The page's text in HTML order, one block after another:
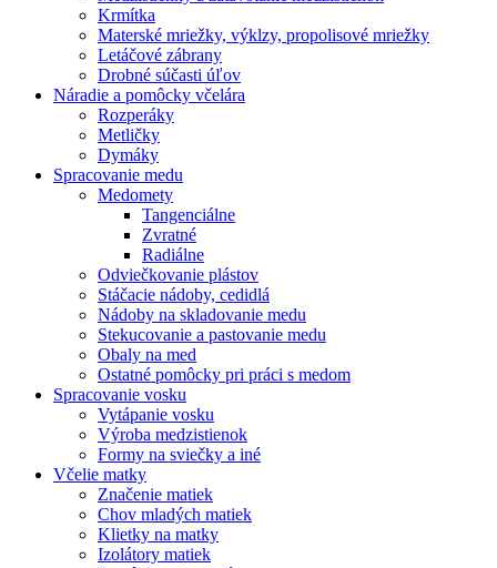
Krmítka
Materské mriežky, výklzy, propolisové mriežky
Letáčové zábrany
Drobné súčasti úľov
Náradie a pomôcky včelára
Rozperáky
Metličky
Dymáky
Spracovanie medu
Medomety
Tangenciálne
Zvratné
Radiálne
Odviečkovanie plástov
Stáčacie nádoby, cedidlá
Nádoby na skladovanie medu
Stekucovanie a pastovanie medu
Obaly na med
Ostatné pomôcky pri práci s medom
Spracovanie vosku
Vytápanie vosku
Výroba medzistienok
Formy na sviečky a iné
Včelie matky
Značenie matiek
Chov mladých matiek
Klietky na matky
Izolátory matiek